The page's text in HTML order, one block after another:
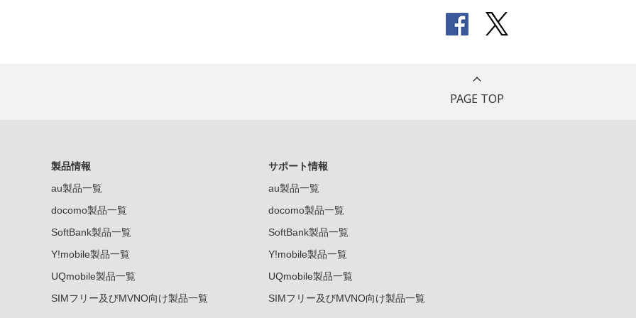
PAGE TOP
製品情報
au製品一覧
docomo製品一覧
SoftBank製品一覧
Y!mobile製品一覧
UQmobile製品一覧
SIMフリー及びMVNO向け製品一覧
サポート情報
au製品一覧
docomo製品一覧
SoftBank製品一覧
Y!mobile製品一覧
UQmobile製品一覧
SIMフリー及びMVNO向け製品一覧